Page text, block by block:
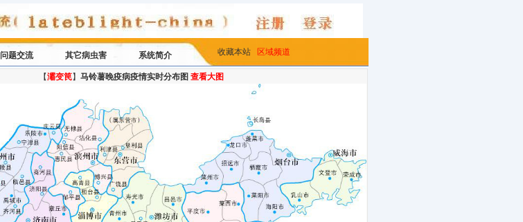
问题交流 其它病虫害 系统简介 收藏本站 区域频道
【灞变笢】 马铃薯晚疫病疫情实时分布图 查看大图